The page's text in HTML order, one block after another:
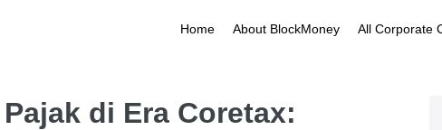
Home About BlockMoney All Corporate
di Era Coretax: